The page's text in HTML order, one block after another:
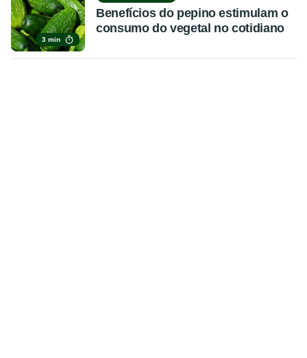
3 min
Benefícios do pepino estimulam o
consumo do vegetal no cotidiano